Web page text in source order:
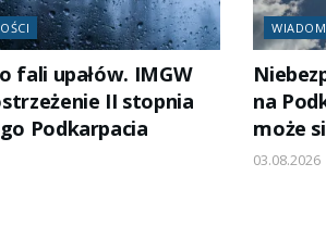
fali upałów. IMGW
II stopnia
Podkarpacia
na
może
03.08.2026